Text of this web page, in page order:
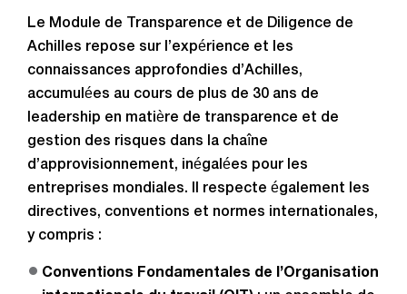
Le Module de Transparence et de Diligence de
Achilles repose sur l’expérience et les
connaissances approfondies d’Achilles,
accumulées au cours de plus de 30 ans de
leadership en matière de transparence et de
gestion des risques dans la chaîne
d’approvisionnement, inégalées pour les
entreprises mondiales. Il respecte également les
directives, conventions et normes internationales,
y compris :
Conventions Fondamentales de l’Organisation